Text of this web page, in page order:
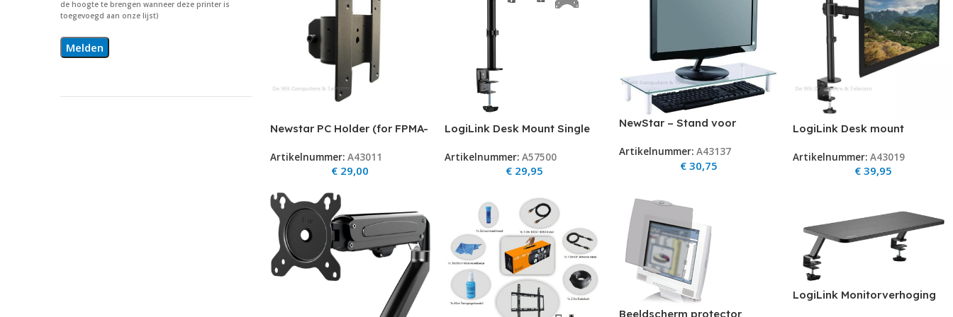
de hoogte te brengen wanneer deze printer is
toegevoegd aan onze lijst)
Newstar PC Holder (for FPMA-
THINCLIENT-05
Artikelnummer: A43011
€ 29,00
LogiLink Desk Mount Single
Artikelnummer: A57500
€ 29,95
NewStar – Stand voor
transparant
Artikelnummer: A43137
€30,75
LogiLink Desk mount
<8kg
Artikelnummer:A43019
€39,95
Beeldscherm protector
LogiLink Monitorverhoging